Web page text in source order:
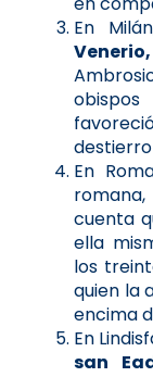
En
En
cuenta
ella
los
quien la
encima
En
san